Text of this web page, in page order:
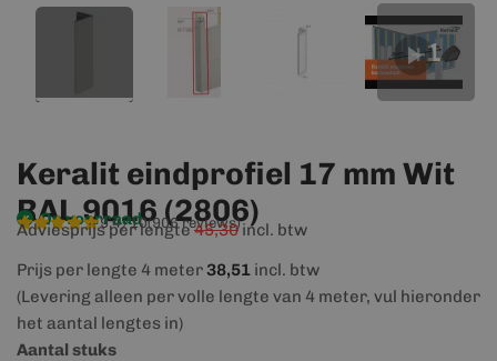
+1
Keralit eindprofiel 17 mm Wit
RAL 9016 (2806)
Op voorraad
9,4/10(906 reviews)
Adviesprijs per lengte45,30incl. btw
Prijs per lengte 4 meter38,51 incl. btw
(Levering alleen per volle lengte van 4 meter, vul hieronder
het aantal lengtes in)
Aantal stuks